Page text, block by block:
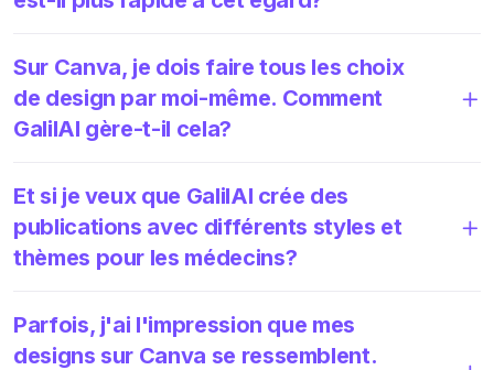
Sur Canva, je dois faire tous les choix
de design par moi-même. Comment
GalilAI gère-t-il cela?
Et si je veux que GalilAI crée des
publications avec différents styles et
thèmes pour les médecins?
Parfois, j'ai l'impression que mes
designs sur Canva se ressemblent.